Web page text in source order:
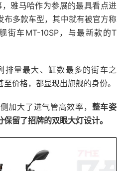
雅马哈作为参展的最具看点进
布多款车型，其中就有被官方称
街车MT-10SP，与最新款的T
排量最大、缸数最多的街车之
价格，都显现出旗舰的身份。
加大了进气管高效率， 整车姿
留了招牌的双眼大灯设计。